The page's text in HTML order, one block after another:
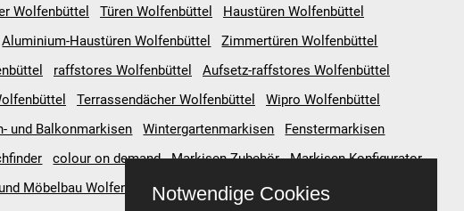
Wolfenbüttel Türen Wolfenbüttel
Haustüren Wolfenbüttel
Aluminium-Haustüren Wolfenbüttel
Zimmertüren Wolfenbüttel
raffstores Wolfenbüttel
Aufsetz-raffstores Wolfenbüttel
Terrassendächer Wolfenbüttel
Wipro Wolfenbüttel
und Balkonmarkisen Wintergartenmarkisen
Fenstermarkisen
colour on demand Markisen-Zubehör
Markisen-Konfigurator
Möbelbau Wolfenbüttel Konfiguratoren Wolfenbüttel
Notwendige Cookies